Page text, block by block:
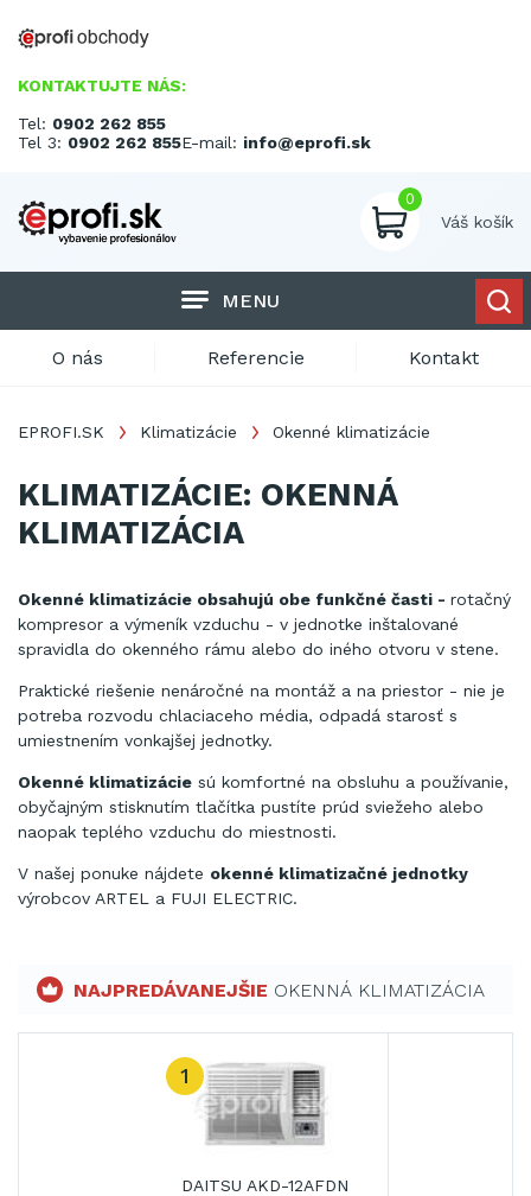
KONTAKTUJTE NÁS:
Tel: 0902 262 855
Tel 3: 0902 262 855E-mail: info@eprofi.sk
0
Váš košík
MENU
O nás Referencie Kontakt
EPROFI.SK Klimatizácie Okenné klimatizácie
KLIMATIZÁCIE: OKENNÁ
KLIMATIZÁCIA
Okenné klimatizácie obsahujú obe funkčné časti - rotačný
kompresor a výmeník vzduchu - v jednotke inštalované
spravidla do okenného rámu alebo do iného otvoru v stene.
Praktické riešenie nenáročné na montáž a na priestor - nie je
potreba rozvodu chlaciaceho média, odpadá starosť s
umiestnením vonkajšej jednotky.
Okenné klimatizácie sú komfortné na obsluhu a používanie,
obyčajným stisknutím tlačítka pustíte prúd sviežeho alebo
naopak teplého vzduchu do miestnosti.
V našej ponuke nájdete okenné klimatizačné jednotky
výrobcov ARTEL a FUJI ELECTRIC.
NAJPREDÁVANEJŠIE OKENNÁ KLIMATIZÁCIA
1
DAITSU AKD-12AFDN